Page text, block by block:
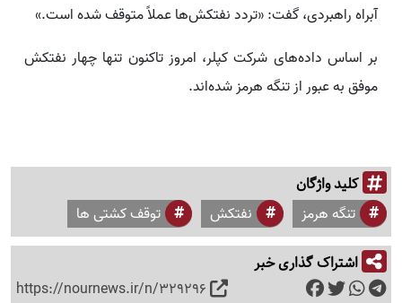
آبراه راهبردی، گفت: «تردد نفتکش‌ها عملاً متوقف شده است.»
بر اساس داده‌های شرکت کپلر، امروز تاکنون تنها چهار نفتکش
موفق به عبور از تنگه هرمز شده‌اند.
کلید واژگان
تنگه هرمز نفتکش توقف کشتی ها
اشتراک گذاری خبر
https://nournews.ir/n/329296